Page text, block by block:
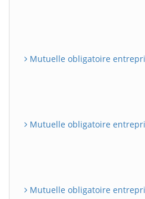
Mutuelle obligatoire
Mutuelle obligatoire
Mutuelle obligatoire